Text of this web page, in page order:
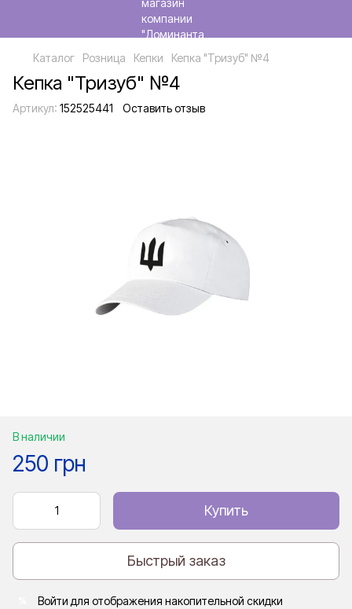
Каталог Розница Кепки Кепка "Тризуб" №4
Кепка "Тризуб" №4
Артикул: 152525441 Оставить отзыв
В наличии
250 грн
Купить
Быстрый заказ
Войти для отображения накопительной скидки